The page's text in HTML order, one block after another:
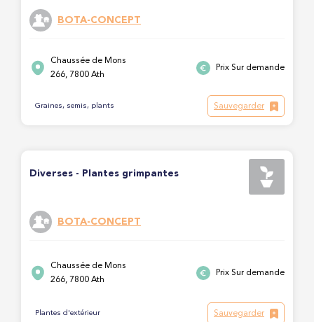
BOTA-CONCEPT
Chaussée de Mons
266, 7800 Ath
Prix Sur demande
Graines, semis, plants Sauvegarder
Diverses - Plantes grimpantes
BOTA-CONCEPT
Chaussée de Mons
266, 7800 Ath
Prix Sur demande
Plantes d'extérieur Sauvegarder